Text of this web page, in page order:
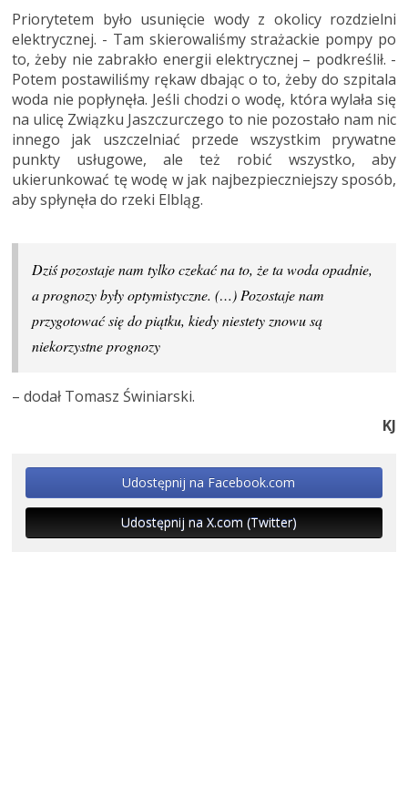
Priorytetem było usunięcie wody z okolicy rozdzielni
elektrycznej. - Tam skierowaliśmy strażackie pompy po
to, żeby nie zabrakło energii elektrycznej – podkreślił. -
Potem postawiliśmy rękaw dbając o to, żeby do szpitala
woda nie popłynęła. Jeśli chodzi o wodę, która wylała się
na ulicę Związku Jaszczurczego to nie pozostało nam nic
innego jak uszczelniać przede wszystkim prywatne
punkty usługowe, ale też robić wszystko, aby
ukierunkować tę wodę w jak najbezpieczniejszy sposób,
aby spłynęła do rzeki Elbląg.
Dziś pozostaje nam tylko czekać na to, że ta woda opadnie,
a prognozy były optymistyczne. (…) Pozostaje nam
przygotować się do piątku, kiedy niestety znowu są
niekorzystne prognozy
– dodał Tomasz Świniarski.
KJ
Udostępnij na Facebook.com
Udostępnij na X.com (Twitter)